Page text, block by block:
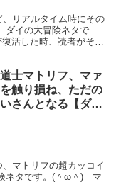
リアルタイム時にその
ダイの大冒険ネタで
活した時、読者がそれ
道士マトリフ、マァ
触り損ね、ただの
さんとなる【ダイ
マトリフの超カッコイ
ネタです。(＾ω＾) マ